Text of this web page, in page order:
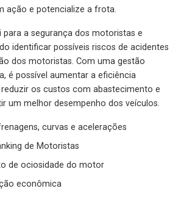
ação e potencialize a frota.
a segurança dos motoristas e
identificar possíveis riscos de acidentes
dos motoristas. Com uma gestão
é possível aumentar a eficiência
os custos com abastecimento e
um melhor desempenho dos veículos.
curvas e acelerações
de Motoristas
de ociosidade do motor
econômica